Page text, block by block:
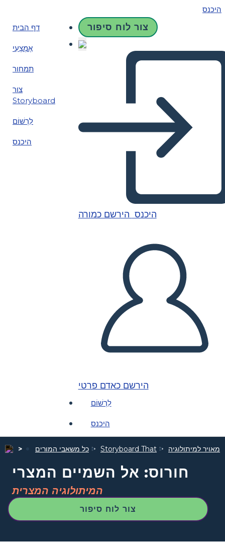
היכנס
דף הבית
אֶמְצָעִי
תמחור
צור
Storyboard
לִרְשׁוֹם
היכנס
צור לוח סיפור
היכנס הירשם כמורה
הירשם כאדם פרטי
לִרְשׁוֹם
היכנס
כל משאבי המורים Storyboard That מאויר למיתולוגיה
חורוס: אל השמיים המצרי
המיתולוגיה המצרית
צור לוח סיפור